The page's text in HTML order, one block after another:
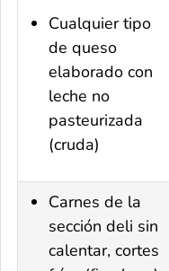
Cualquier tipo
de queso
elaborado con
leche no
pasteurizada
(cruda)
Carnes de la
seccióndeli sin
calentar, cortes